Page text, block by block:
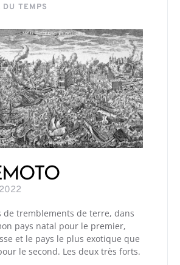
TEMPS
de tremblements de terre, dans
pays natal pour le premier,
et le pays le plus exotique que
le second. Les deux très forts.